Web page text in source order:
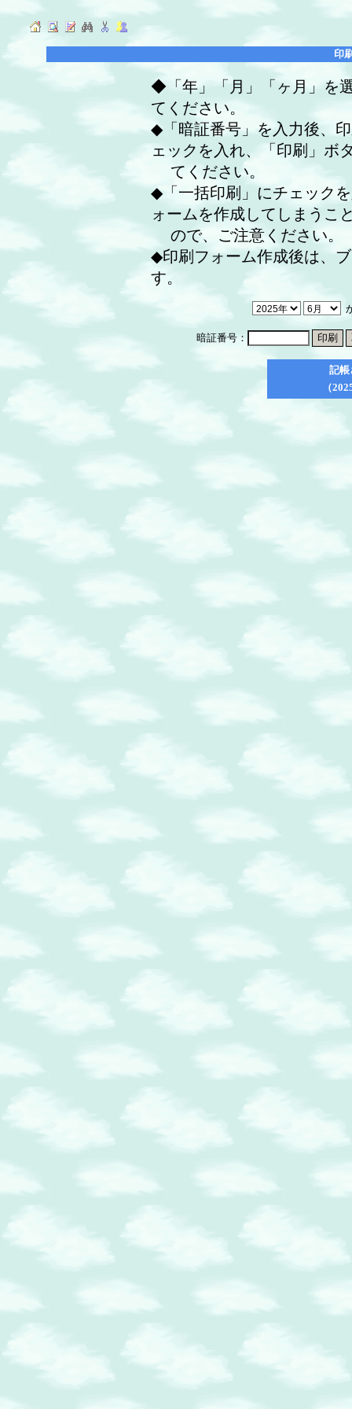
印
◆「年」「月」「ヶ月」を
てください。
◆「暗証番号」を入力後、
ェックを入れ、「印刷」ボ
てください。
◆「一括印刷」にチェック
ォームを作成してしまうこ
ので、ご注意ください。
◆印刷フォーム作成後は、
す。
暗証番号：
記帳
（